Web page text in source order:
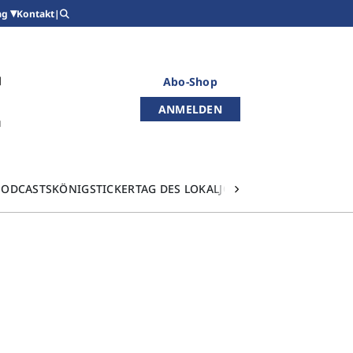
Kontakt|
Abo-Shop
ANMELDEN
KÖNIGSTICKERTAG DES LOKALJOURNALISMUS